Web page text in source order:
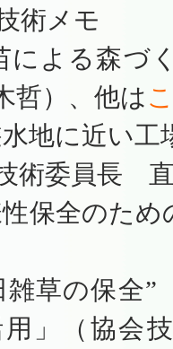
術メモ
による森づ
）、他は
地に近い
術委員長
保全のた
草の保全
用」（協会